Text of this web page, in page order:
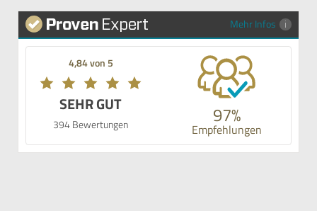
Mehr Infos
4,84 von 5
SEHR GUT
394 Bewertungen 97%
Empfehlungen